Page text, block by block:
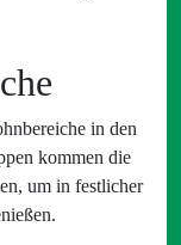
in den
kommen die
um in festlicher